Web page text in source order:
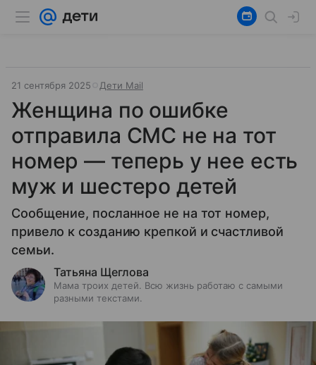
21 сентября 2025 Дети Mail
Женщина по ошибке
отправила СМС не на тот
номер — теперь у нее есть
муж и шестеро детей
Сообщение, посланное не на тот номер,
привело к созданию крепкой и счастливой
семьи.
Татьяна Щеглова
Мама троих детей. Всю жизнь работаю с самыми
разными текстами.